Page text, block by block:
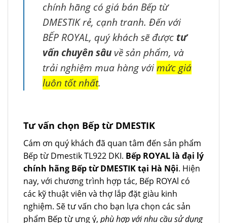
chính hãng có giá bán Bếp từ
DMESTIK rẻ, cạnh tranh. Đến với
BẾP ROYAL, quý khách sẽ được tư
vấn chuyên sâu về sản phẩm, và
trải nghiệm mua hàng vớimức giá
luôn tốt nhất.
Tư vấn chọn Bếp từ DMESTIK
Cám ơn quý khách đã quan tâm đến sản phẩm
Bếp từ Dmestik TL922 DKI. Bếp ROYAL là đại lý
chính hãng Bếp từ DMESTIK tại Hà Nội. Hiện
nay, với chương trình hợp tác, Bếp ROYAl có
các kỹ thuật viên và thợ lắp đặt giàu kinh
nghiệm. Sẽ tư vấn cho bạn lựa chọn các sản
phẩm Bếp từ ưng ý, phù hợp với nhu cầu sử dụng